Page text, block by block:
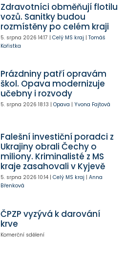
Zdravotníci obměňují flotilu
vozů. Sanitky budou
rozmístěny po celém kraji
5. srpna 2026 14:17 | Celý MS kraj | Tomáš
Kořistka
Prázdniny patří opravám
škol. Opava modernizuje
učebny i rozvody
5. srpna 2026 18:13 | Opava | Yvona Fajtová
Falešní investiční poradci z
Ukrajiny obrali Čechy o
miliony. Kriminalisté z MS
kraje zasahovali v Kyjevě
5. srpna 2026 10:14| Celý MS kraj | Anna
Břenková
ČPZP vyzývá k darování
krve
Komerční sdělení